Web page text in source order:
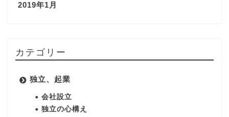
2019年1月
カテゴリー
独立、起業
会社設立
独立の心構え